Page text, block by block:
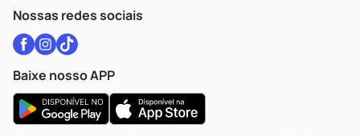
Nossas redes sociais
Baixe nosso APP